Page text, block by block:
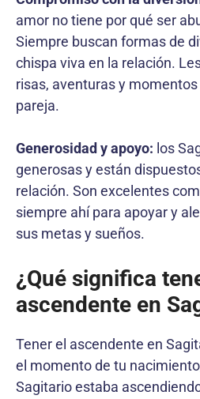
amor no tiene por qué ser
Siempre buscan formas de
chispa viva en la relación.
risas, aventuras y
pareja.
Generosidad y apoyo: los
generosas y están
relación. Son excelentes
siempre ahí para apoyar y
sus metas y sueños.
¿Qué significa
ascendente en
Tener el ascendente en
el momento de tu
Sagitario estaba